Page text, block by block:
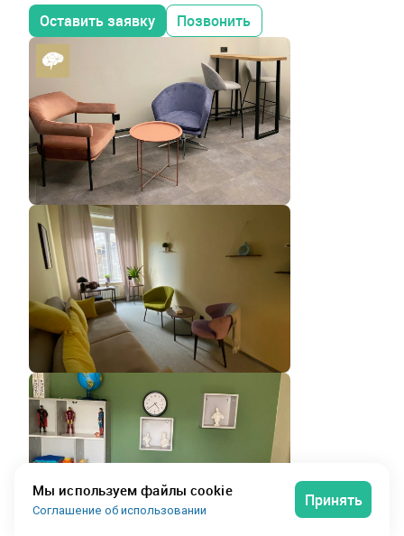
49
Оставить заявку Позвонить
Сервисный
Мы используем файлы cookie
Соглашение об использовании
Принять